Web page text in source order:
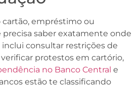
empréstimo ou
saber exatamente onde
inclui consultar restrições de
protestos em cartório,
no Banco Central e
estão te classificando